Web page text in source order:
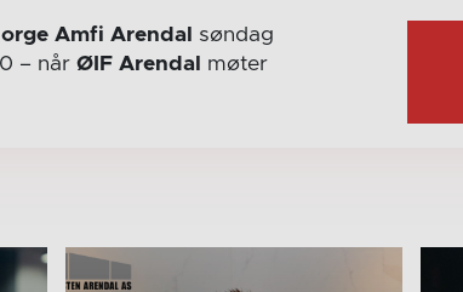
Amfi Arendal
søndag
– når ØIF Arendal
møter